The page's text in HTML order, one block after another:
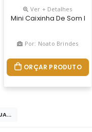
Por Bluetooth, Ligação
Com Carregador Por
Ver + Detalhes
Mini Caixinha De Som
Por: Noato Brindes
ORÇAR PRODUTO